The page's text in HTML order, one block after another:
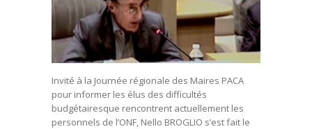
Invité à la Journée régionale des Maires PACA
pour informer les élus des difficultés
budgétairesque rencontrent actuellement les
personnels de l’ONF, Nello BROGLIO s’est fait le